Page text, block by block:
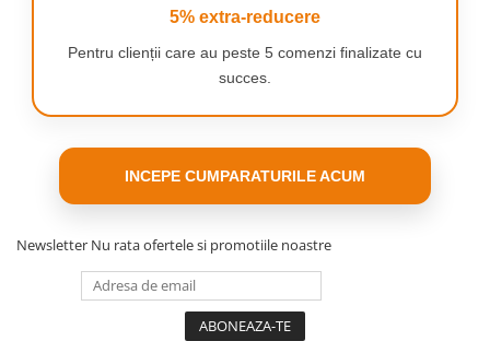
5% extra-reducere
Pentru clienții care au peste 5 comenzi finalizate cu
succes.
INCEPE CUMPARATURILE ACUM
Newsletter Nu rata ofertele si promotiile noastre